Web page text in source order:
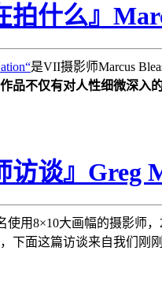
拍什么』
是VII摄影师Marcus
品不仅有对人性细微深入
访谈』
使用8×10大画幅的摄影师，
下面这篇访谈来自我们刚